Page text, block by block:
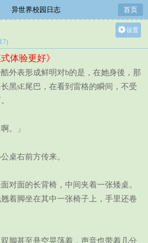
异世界校园日志 首页
设置
中
小
体验更好》
表形成鲜明对b的是，在她身後，那
黑sE尾巴，在看到雷格的瞬间，不受
。」
右前方传来。
面的长背椅，中间夹着一张矮桌。
着脚坐在其中一张椅子上，手里还卷
甚至悬空晃荡着，声音也带着几分